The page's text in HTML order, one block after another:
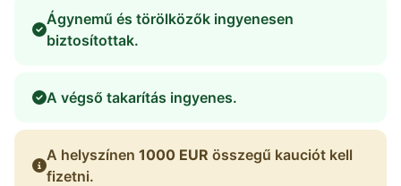
Ágynemű és törölközők ingyenesen
biztosítottak.
A végső takarítás ingyenes.
A helyszínen 1000 EUR összegű kauciót kell
fizetni.